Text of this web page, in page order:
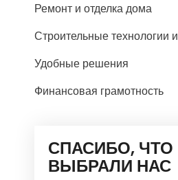
Ремонт и отделка дома
Строительные технологии
Удобные решения
Финансовая грамотность
СПАСИБО, ЧТО
ВЫБРАЛИ НАС